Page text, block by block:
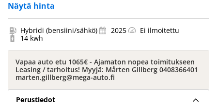
Näytä hinta
Hybridi (bensiini/sähkö) 2025
Ei ilmoitettu
14 kwh
Vapaa auto etu 1065€ - Ajamaton nopea toimitukseen
Leasing / tarhoitus! Myyjä: Mårten Gillberg 0408366401
marten.gillberg@mega-auto.fi
Perustiedot